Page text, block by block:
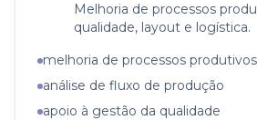
Melhoria de processos
qualidade, layout e logística.
melhoria de processos produtivos
análise de fluxo de produção
apoio à gestão da qualidade